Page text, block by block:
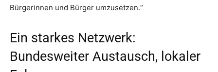
Bürgerinnen und Bürger umzusetzen.“
Ein starkes Netzwerk:
Bundesweiter Austausch, lokaler